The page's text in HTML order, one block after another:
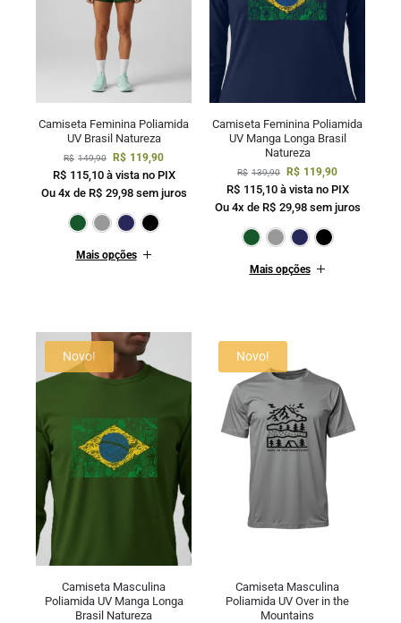
Camiseta Feminina Poliamida
UV Brasil Natureza
R$ 149,90 R$ 119,90
R$ 115,10 à vista no PIX
Ou 4x de R$ 29,98 sem juros
Verde Escuro
Mais opções
Camiseta Feminina Poliamida
UV Manga Longa Brasil
Natureza
R$ 139,90 R$ 119,90
R$ 115,10 à vista no PIX
Ou 4x de R$ 29,98 sem juros
Verde
Mais opções
Novo!
Camiseta Masculina
Poliamida UV Manga Longa
Brasil Natureza
Novo!
Camiseta Masculina
Poliamida UV Over in the
Mountains